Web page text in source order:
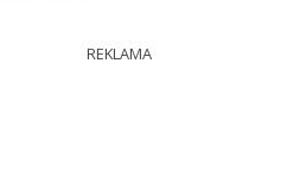
REKLAMA